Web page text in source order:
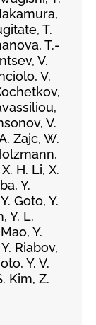
T.
T.-
V.
V.
V.
Zajc, W.
H. Li, X.
Y.
Goto, Y.
Y. L.
Y.
Riabov,
Y. V.
Kim, Z.